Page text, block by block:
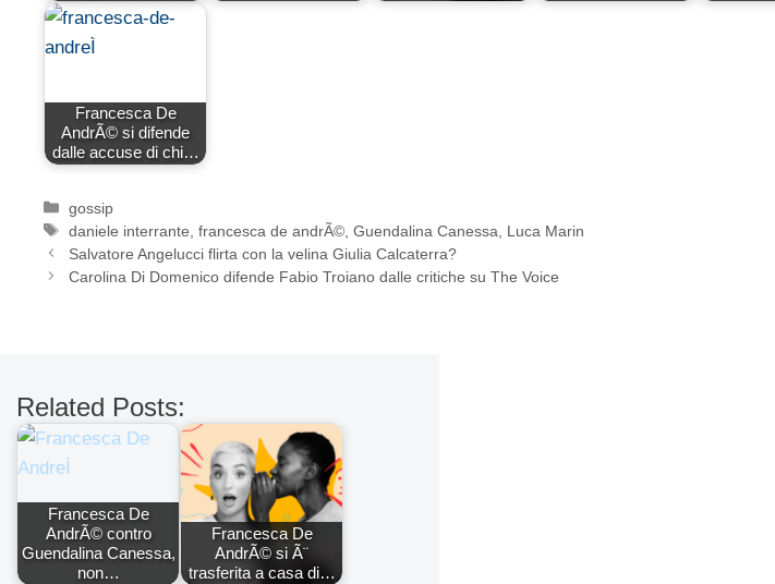
Francesca De
AndrÃ© si difende
dalle accuse di chi…
Categorie
gossip
Tag
daniele interrante ,francesca de andrÃ© ,Guendalina Canessa
Luca Marin
Salvatore Angelucci flirta con la velina Giulia Calcaterra?
Carolina Di Domenico difende Fabio Troiano dalle critiche su The Voice
Related Posts:
Francesca De
AndrÃ© contro
Guendalina Canessa,
non…
Francesca De
AndrÃ© si Ã¨
trasferita a casa di…